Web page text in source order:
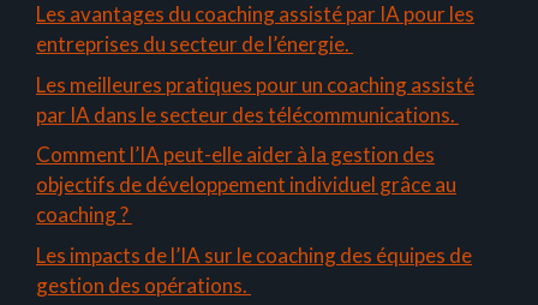
Les avantages du coaching assisté par IA pour les
entreprises du secteur de l’énergie.
Les meilleures pratiques pour un coaching assisté
par IA dans le secteur des télécommunications.
Comment l’IA peut-elle aider à la gestion des
objectifs de développement individuel grâce au
coaching ?
Les impacts de l’IA sur le coaching des équipes de
gestion des opérations.